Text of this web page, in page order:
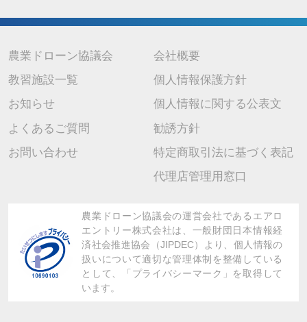
7. 個人情報を提供されることの任意性について
当社に個人情報を提供されるかどうかは任意です。 ただし、ご提供 い
農業ドローン協議会
教習施設一覧
お知らせ
よくあるご質問
お問い合わせ
会社概要
個人情報保護方針
個人情報に関する公表文
勧誘方針
特定商取引法に基づく表記
代理店管理用窓口
農業ドローン協議会の運営会社であるエアロ
エントリー株式会社は、 一般財団日本情報経
済社会推進協会（JIPDEC）より、 個人情報の
扱いについて適切な管理体制を整備している
として、「プライバシーマーク」を取得して
います。